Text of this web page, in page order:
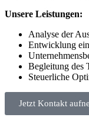
Unsere Leistungen:
Analyse der
Entwicklung
Begleitung des
Steuerliche
Jetzt Kontakt